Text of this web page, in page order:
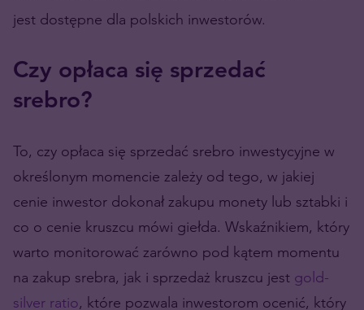
jest dostępne dla polskich inwestorów.
Czy opłaca się sprzedać
srebro?
To, czy opłaca się sprzedać srebro inwestycyjne w
określonym momencie zależy od tego, w jakiej
cenie inwestor dokonał zakupu monety lub sztabki i
co o cenie kruszcu mówi giełda. Wskaźnikiem, który
warto monitorować zarówno pod kątem momentu
na zakup srebra, jak i sprzedaż kruszcu jest gold-
silver ratio, które pozwala inwestorom ocenić, który